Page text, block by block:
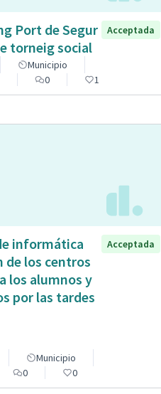
Port de Segur
torneig social
Acceptada
Municipio
0 1
informática
de los centros
los alumnos y
por las tardes
Acceptada
Municipio
0 0